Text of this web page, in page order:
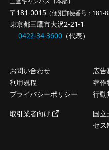
〒181-0015 （個別郵便番号：181-
東京都三鷹市大沢2-21-1
0422-34-3600 （代表）
お問い合わせ
広告
利用規程
著作
プライバシーポリシー
行動
取引業者向け
国立
セス